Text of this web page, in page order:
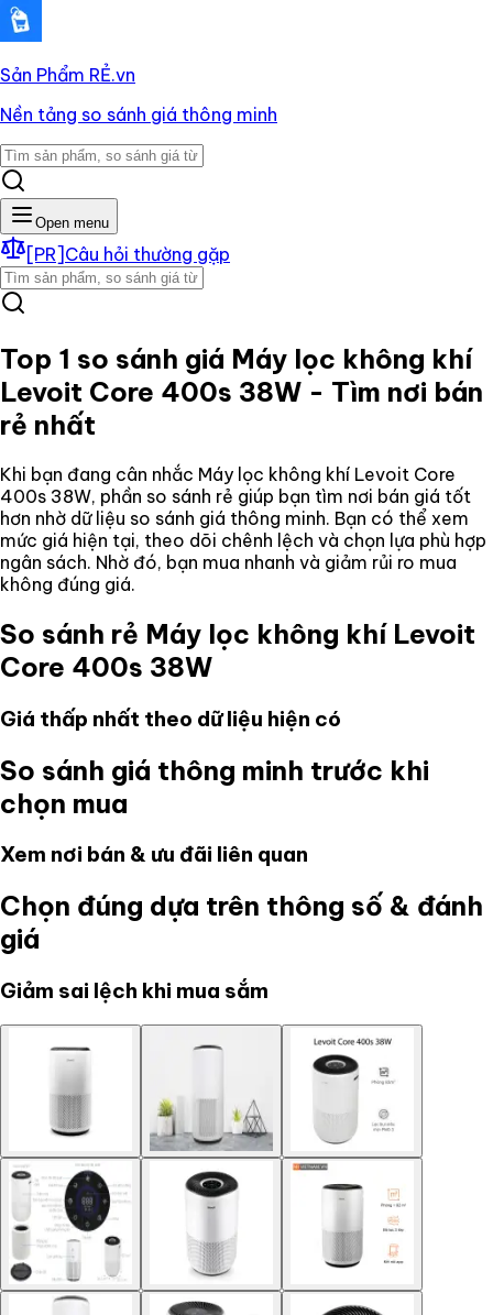
Sản Phẩm RẺ.vn
Nền tảng so sánh giá thông minh
Open menu
[PR] Câu hỏi thường gặp
Top 1 so sánh giá Máy lọc không khí
Levoit Core 400s 38W - Tìm nơi bán
rẻ nhất
Khi bạn đang cân nhắc Máy lọc không khí Levoit Core
400s 38W, phần so sánh rẻ giúp bạn tìm nơi bán giá tốt
hơn nhờ dữ liệu so sánh giá thông minh. Bạn có thể xem
mức giá hiện tại, theo dõi chênh lệch và chọn lựa phù hợp
ngân sách. Nhờ đó, bạn mua nhanh và giảm rủi ro mua
không đúng giá.
So sánh rẻ Máy lọc không khí Levoit
Core 400s 38W
Giá thấp nhất theo dữ liệu hiện có
So sánh giá thông minh trước khi
chọn mua
Xem nơi bán & ưu đãi liên quan
Chọn đúng dựa trên thông số & đánh
giá
Giảm sai lệch khi mua sắm